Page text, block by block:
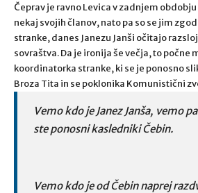
Čeprav je ravno Levica v zadnjem
nekaj svojih članov, nato pa so se jim
stranke, danes Janezu Janši očitajo
sovraštva. Da je ironija še večja, to počne
koordinatorka stranke, ki se je ponosno
Broza Tita in se poklonika Komunistični
Vemo kdo je Janez Janša, vemo
ste ponosni kasledniki Čebin.
Vemo kdo je od Čebin naprej